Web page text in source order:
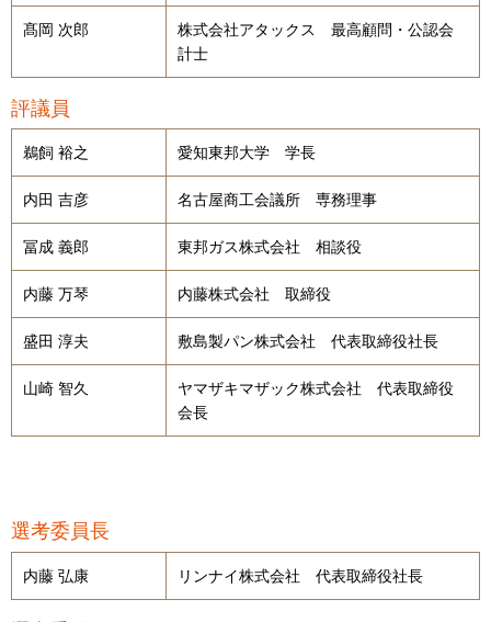
髙岡 次郎
株式会社アタックス 最高顧問・公認会
計士
評議員
鵜飼 裕之 愛知東邦大学 学長
内田 吉彦 名古屋商工会議所 専務理事
冨成 義郎 東邦ガス株式会社 相談役
内藤 万琴 内藤株式会社 取締役
盛田 淳夫 敷島製パン株式会社 代表取締役社長
山崎 智久
ヤマザキマザック株式会社 代表取締役
会長
選考委員長
内藤 弘康 リンナイ株式会社 代表取締役社長